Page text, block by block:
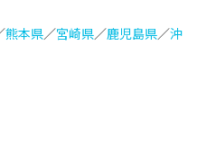
熊本県／宮崎県／鹿児島県／沖